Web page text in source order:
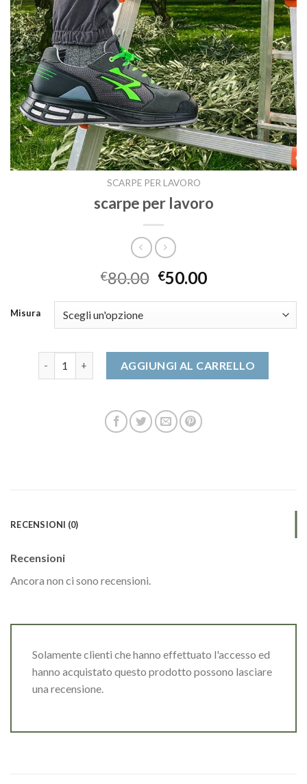
SCARPE PER LAVORO
scarpe per lavoro
€80.00 €50.00
Misura
AGGIUNGI AL CARRELLO
RECENSIONI (0)
Recensioni
Ancora non ci sono recensioni.
Solamente clienti che hanno effettuato l'accesso ed
hanno acquistato questo prodotto possono lasciare
una recensione.